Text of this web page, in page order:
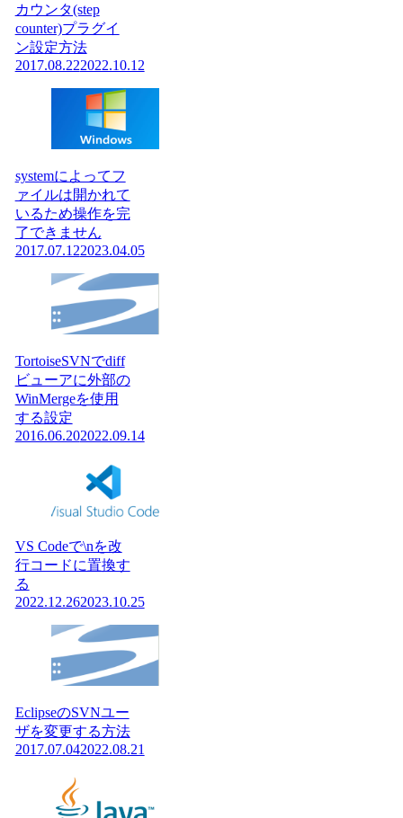
カウンタ(step
counter)プラグイ
ン設定方法
2017.08.222022.10.12
systemによってフ
ァイルは開かれて
いるため操作を完
了できません
2017.07.122023.04.05
TortoiseSVNでdiff
ビューアに外部の
WinMergeを使用
する設定
2016.06.202022.09.14
VS Codeで\nを改
行コードに置換す
る
2022.12.262023.10.25
EclipseのSVNユー
ザを変更する方法
2017.07.042022.08.21